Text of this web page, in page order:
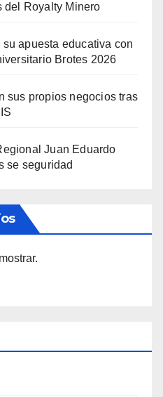
del Royalty Minero
apuesta educativa con
Brotes 2026
sus propios negocios tras
Juan Eduardo
se seguridad